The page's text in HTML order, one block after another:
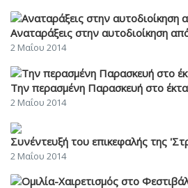
Αναταράξεις στην αυτοδιοίκηση
2 Μαΐου 2014
Την περασμένη Παρασκευή στο
2 Μαΐου 2014
Συνέντευξή του επικεφαλής της
2 Μαΐου 2014